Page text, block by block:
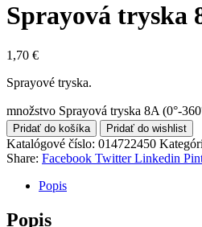
Sprayová tryska
1,70 €
Sprayové tryska.
množstvo Sprayová tryska 8A (0°-
Pridať do košíka Pridať do wishlist
Katalógové číslo: 014722450
Share: Facebook Twitter Linkedin
Popis
Popis